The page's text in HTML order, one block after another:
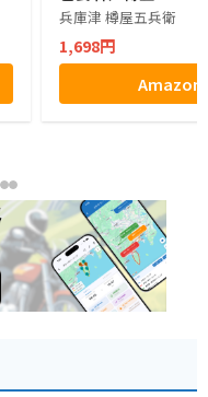
兵庫津 樽屋五兵衛
1,698円
Amazon